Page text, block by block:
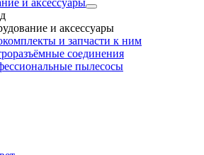
и аксессуары
и аксессуары
и запчасти к ним
соединения
пылесосы